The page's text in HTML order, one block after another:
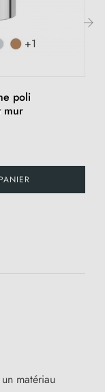
+1
poli
mur
matériau